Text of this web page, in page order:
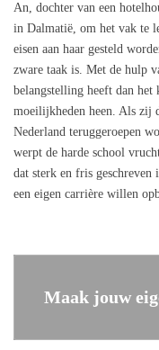
An, dochter van een
in Dalmatië, om het vak te
eisen aan haar gesteld
zware taak is. Met de hulp
belangstelling heeft dan
moeilijkheden heen. Als zij
Nederland teruggeroepen
werpt de harde school
dat sterk en fris
een eigen carrière willen
Maak jouw